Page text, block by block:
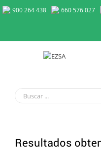
900 264 438 660 576 027
Resultados